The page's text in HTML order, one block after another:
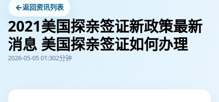
←返回资讯列表
2021美国探亲签证新政策最新
消息 美国探亲签证如何办理
2026-05-05 01:302分钟